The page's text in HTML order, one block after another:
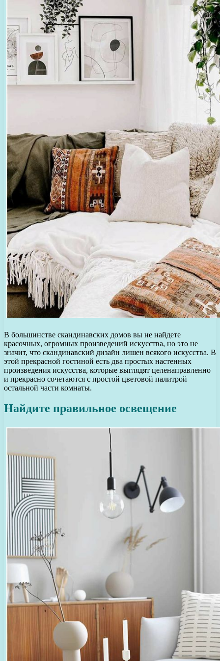
В большинстве скандинавских домов вы не найдете
красочных, огромных произведений искусства, но это не
значит, что скандинавский дизайн лишен всякого искусства. В
этой прекрасной гостиной есть два простых настенных
произведения искусства, которые выглядят целенаправленно
и прекрасно сочетаются с простой цветовой палитрой
остальной части комнаты.
Найдите правильное освещение